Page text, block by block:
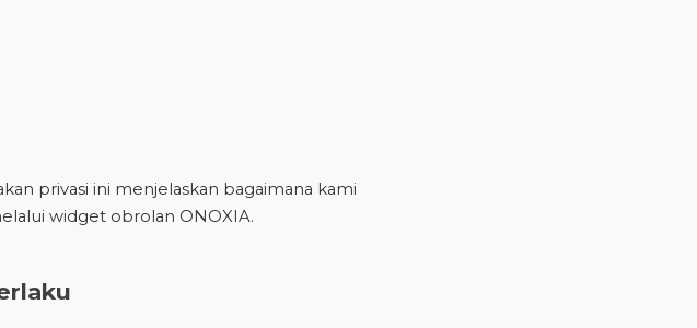
privasi ini menjelaskan bagaimana kami
widget obrolan ONOXIA.